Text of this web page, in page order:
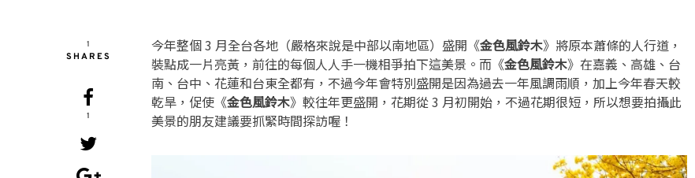
1
SHARES
1
今年整個 3 月全台各地（嚴格來說是中部以南地區）盛開《金色風鈴木》將原本蕭條的人行道，
裝點成一片亮黃，前往的每個人人手一機相爭拍下這美景。而《金色風鈴木》在嘉義、高雄、台
南、台中、花蓮和台東全都有，不過今年會特別盛開是因為過去一年風調雨順，加上今年春天較
乾旱，促使《金色風鈴木》較往年更盛開，花期從 3 月初開始，不過花期很短，所以想要拍攝此
美景的朋友建議要抓緊時間探訪喔！